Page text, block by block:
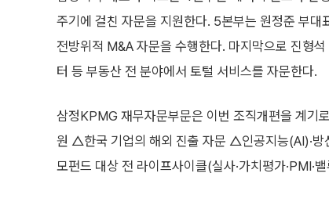
주기에 걸친 자문을 지원한다. 5본부는 원정준 부대
전방위적 M&A 자문을 수행한다. 마지막으로 진형
터 등 부동산 전 분야에서 토털 서비스를 자문한다.
삼정KPMG 재무자문부문은 이번 조직개편을 계기
원 △한국 기업의 해외 진출 자문 △인공지능(AI)·방
모펀드 대상 전 라이프사이클(실사·가치평가·PMI·